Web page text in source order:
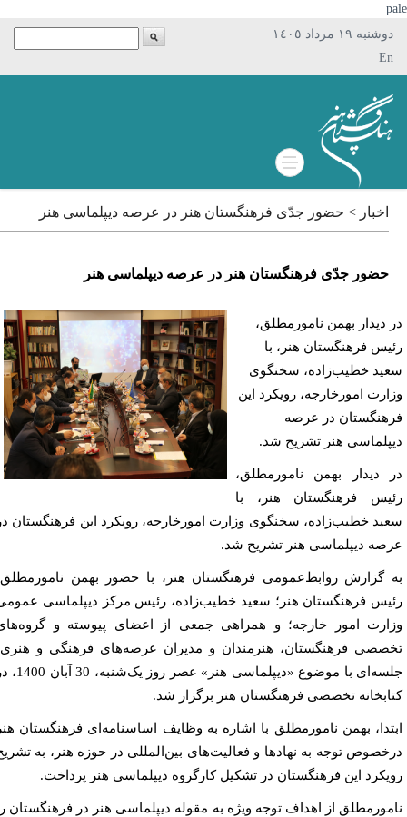
دوشنبه ١٩ مرداد ١٤٠٥
En
اخبار > حضور جدّی فرهنگستان هنر در عرصه دیپلماسی هنر
حضور جدّی فرهنگستان هنر در عرصه دیپلماسی هنر
دیدار بهمن نامورمطلق،
فرهنگستان هنر، با
خطیب‌زاده، سخنگوی
امورخارجه، رویکرد این
در عرصه
هنر تشریح شد.
دیدار بهمن نامورمطلق،
فرهنگستان هنر، با
خطیب‌زاده، سخنگوی وزارت امورخارجه، رویکرد این فرهنگستان در
دیپلماسی هنر تشریح شد.
گزارش روابط‌عمومی فرهنگستان هنر، با حضور بهمن نامورمطلق،
فرهنگستان هنر؛ سعید خطیب‌زاده، رئیس مرکز دیپلماسی عمومی
امور خارجه؛ و همراهی جمعی از اعضای پیوسته و گروه‌های
فرهنگستان، هنرمندان و مدیران عرصه‌های فرهنگی و هنری،
جلسه‌ای با موضوع «دیپلماسی هنر» عصر روز یک‌شنبه، 30 آبان 1400، در
تخصصی فرهنگستان هنر برگزار شد.
بهمن نامورمطلق با اشاره به وظایف اساسنامه‌ای فرهنگستان هنر
توجه به نهادها و فعالیت‌های بین‌المللی در حوزه هنر، به تشریح
این فرهنگستان در تشکیل کارگروه دیپلماسی هنر پرداخت.
از اهداف توجه ویژه به مقوله دیپلماسی هنر در فرهنگستان را